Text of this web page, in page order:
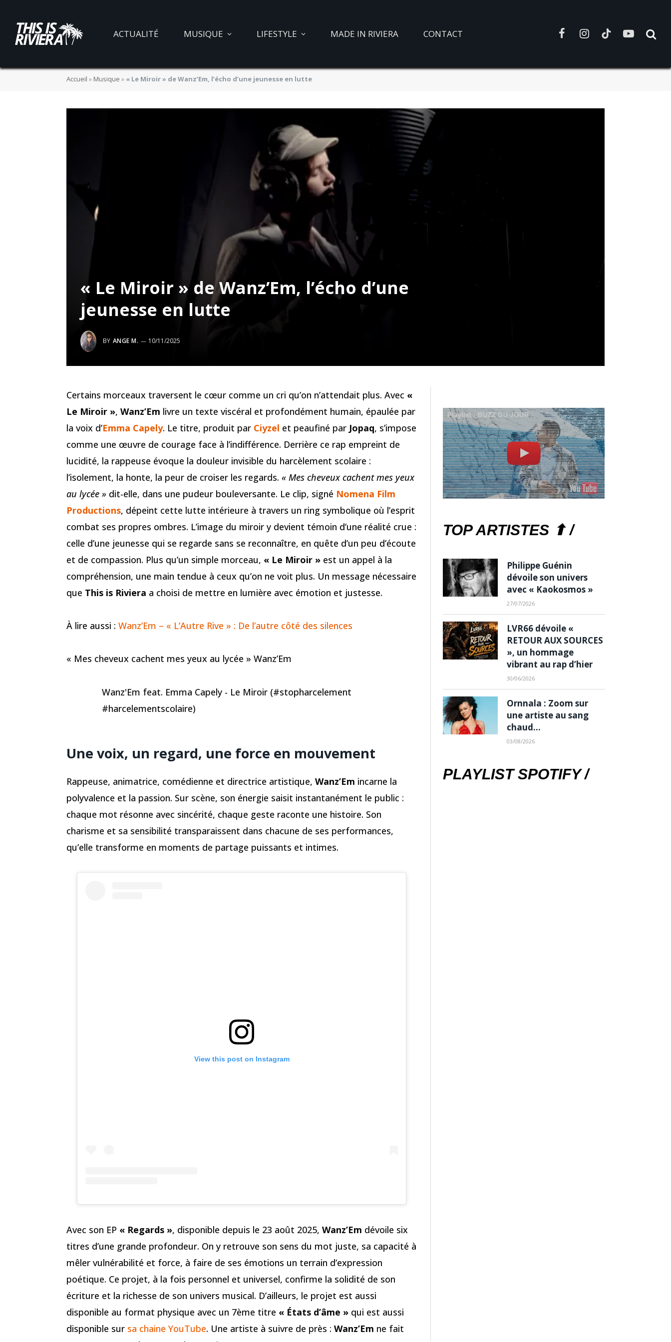
ACTUALITÉ MUSIQUE LIFESTYLE MADE IN RIVIERA CONTACT FacebookInstagramTikTokYouTube
Accueil » Musique » « Le Miroir » de Wanz’Em, l’écho d’une jeunesse en lutte
« Le Miroir » de Wanz’Em, l’écho d’une
jeunesse en lutte
BY ANGE M. 10/11/2025
Certains morceaux traversent le cœur comme un cri qu’on n’attendait plus. Avec «
Le Miroir », Wanz’Em livre un texte viscéral et profondément humain, épaulée par
la voix d’Emma Capely. Le titre, produit par Ciyzel et peaufiné par Jopaq, s’impose
comme une œuvre de courage face à l’indifférence. Derrière ce rap empreint de
lucidité, la rappeuse évoque la douleur invisible du harcèlement scolaire :
l’isolement, la honte, la peur de croiser les regards. « Mes cheveux cachent mes yeux
au lycée » dit-elle, dans une pudeur bouleversante. Le clip, signé Nomena Film
Productions, dépeint cette lutte intérieure à travers un ring symbolique où l’esprit
combat ses propres ombres. L’image du miroir y devient témoin d’une réalité crue :
celle d’une jeunesse qui se regarde sans se reconnaître, en quête d’un peu d’écoute
et de compassion. Plus qu’un simple morceau, « Le Miroir » est un appel à la
compréhension, une main tendue à ceux qu’on ne voit plus. Un message nécessaire
que This is Riviera a choisi de mettre en lumière avec émotion et justesse.
À lire aussi : Wanz’Em – « L’Autre Rive » : De l’autre côté des silences
« Mes cheveux cachent mes yeux au lycée » Wanz’Em
Wanz'Em feat. Emma Capely - Le Miroir (#stopharcelement
#harcelementscolaire)
Une voix, un regard, une force en mouvement
Rappeuse, animatrice, comédienne et directrice artistique, Wanz’Em incarne la
polyvalence et la passion. Sur scène, son énergie saisit instantanément le public :
chaque mot résonne avec sincérité, chaque geste raconte une histoire. Son
charisme et sa sensibilité transparaissent dans chacune de ses performances,
qu’elle transforme en moments de partage puissants et intimes.
View this post on Instagram
Avec son EP « Regards », disponible depuis le 23 août 2025, Wanz’Em dévoile six
titres d’une grande profondeur. On y retrouve son sens du mot juste, sa capacité à
mêler vulnérabilité et force, à faire de ses émotions un terrain d’expression
poétique. Ce projet, à la fois personnel et universel, confirme la solidité de son
écriture et la richesse de son univers musical. D’ailleurs, le projet est aussi
disponible au format physique avec un 7ème titre « États d’âme » qui est aussi
disponible sur sa chaine YouTube. Une artiste à suivre de près : Wanz’Em ne fait
TOP ARTISTES ⬆ /
Philippe Guénin
dévoile son univers
avec « Kaokosmos »
27/07/2026
LVR66 dévoile «
RETOUR AUX SOURCES
», un hommage
vibrant au rap d’hier
30/06/2026
Ornnala : Zoom sur
une artiste au sang
chaud…
03/08/2026
PLAYLIST SPOTIFY /